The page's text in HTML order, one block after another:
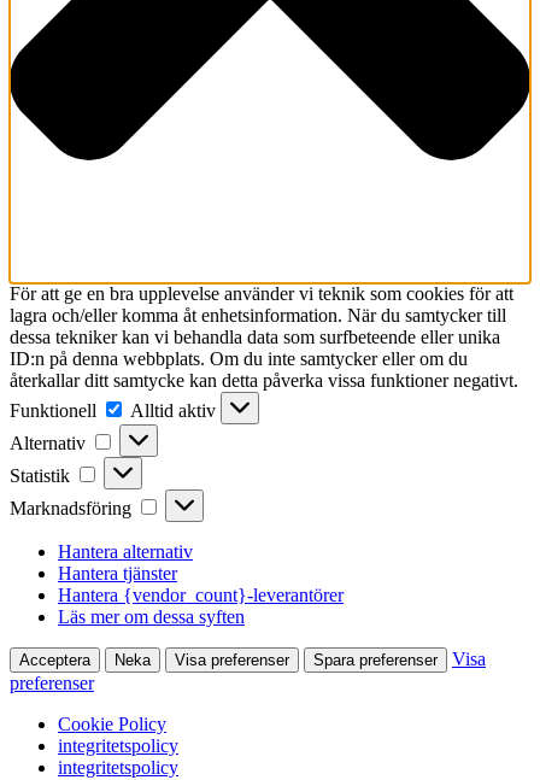
För att ge en bra upplevelse använder vi teknik som cookies för att
lagra och/eller komma åt enhetsinformation. När du samtycker till
dessa tekniker kan vi behandla data som surfbeteende eller unika
ID:n på denna webbplats. Om du inte samtycker eller om du
återkallar ditt samtycke kan detta påverka vissa funktioner negativt.
Funktionell
Funktionell
Alltid aktiv
Alternativ
Alternativ
Statistik Statistik
Marknadsföring Marknadsföring
Hantera alternativ
Hantera tjänster
Hantera {vendor_count}-leverantörer
Läs mer om dessa syften
Acceptera Neka Visa preferenser Spara preferenser
Visa
preferenser
Cookie Policy
integritetspolicy
integritetspolicy